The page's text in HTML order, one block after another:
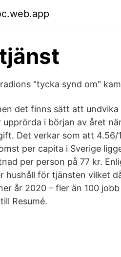
"tycka synd om"
det finns sätt att
i början av året
Det verkar som att
per capita i Sverige
per person på 77 kr.
hushåll för tjänsten vilket
år 2020 – fler än 100
Resumé.